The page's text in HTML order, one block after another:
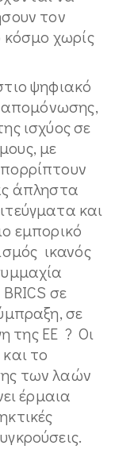
τον
κόσμο χωρίς
ψηφιακό
απομόνωσης,
ισχύος σε
με
άπληστα
και
εμπορικό
ικανός
σε
σε
της ΕΕ ? Οι
το
των λαών
έρμαια